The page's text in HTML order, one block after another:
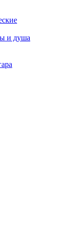
и душа